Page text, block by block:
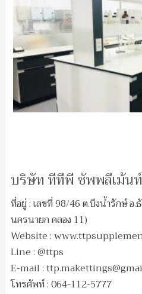
บริษัท ทีทีพี ซัพพลีเม้น
ที่อยู่ : เลขที่ 98/46 ต.บึงน้ำรักษ์ อ
นครนายก คลอง 11)
Website :
Line : @ttps
E-mail :
โทรศัพท์ : 064-112-5777